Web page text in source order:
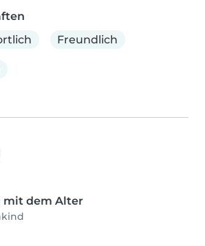
Freundlich
mit dem Alter